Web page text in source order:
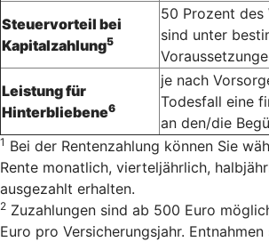
Steuervorteil bei
Kapitalzahlung5
50 Prozent des
sind unter
Leistung für
Hinterbliebene6
je nach
Todesfall eine
an den/die
1 Bei der Rentenzahlung können Sie
Rente monatlich, vierteljährlich,
ausgezahlt erhalten.
2 Zu­zah­lun­gen sind ab 500 Euro
Euro pro Ver­si­cherungs­jahr.